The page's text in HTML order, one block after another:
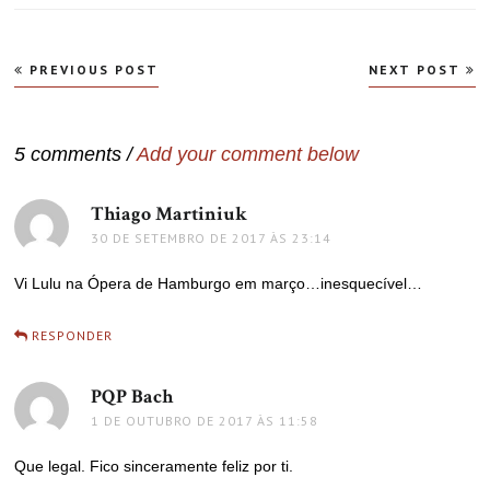
Navegação
de
PREVIOUS POST NEXT POST
5 comments /Add your comment below
Thiago Martiniuk
30 DE SETEMBRO DE 2017 ÀS 23:14
Vi Lulu na Ópera de Hamburgo em março…inesquecível…
RESPONDER
PQP Bachdisse:
1 DE OUTUBRO DE 2017 ÀS 11:58
Que legal. Fico sinceramente feliz por ti.